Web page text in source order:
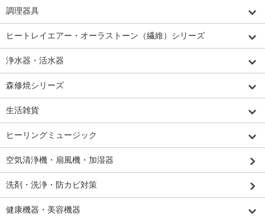
調理器具
ヒートレイエアー・オーラストーン（繊維）シリーズ
浄水器・活水器
森修焼シリーズ
生活雑貨
ヒーリングミュージック
空気清浄機・扇風機・加湿器
洗剤・洗浄・防カビ対策
健康機器・美容機器